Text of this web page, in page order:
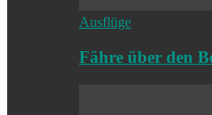
Ausflüge
Fähre über den